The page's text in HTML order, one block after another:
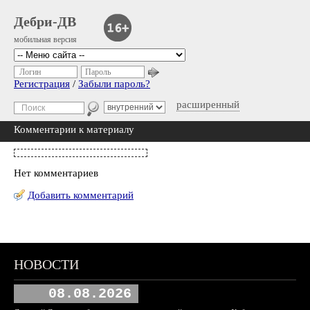
Дебри-ДВ
мобильная версия
расширенный
Логин Пароль
Регистрация / Забыли пароль?
Комментарии к материалу
Нет комментариев
Добавить комментарий
НОВОСТИ
08.08.2026